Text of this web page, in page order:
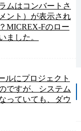
ムはコンバートさ
ント）が表示され
MICREX-Fのロー
ました。
ルにプロジェクト
ですが、システム
っていても、ダウ